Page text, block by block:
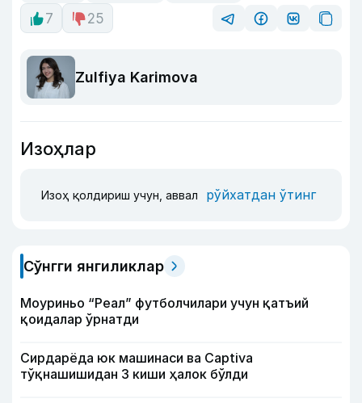
7
25
Zulfiya Karimova
Изоҳлар
Изоҳ қолдириш учун, аввал рўйхатдан ўтинг
Сўнгги янгиликлар
Моуриньо “Реал” футболчилари учун қатъий
қоидалар ўрнатди
Сирдарёда юк машинаси ва Captiva
тўқнашишидан 3 киши ҳалок бўлди